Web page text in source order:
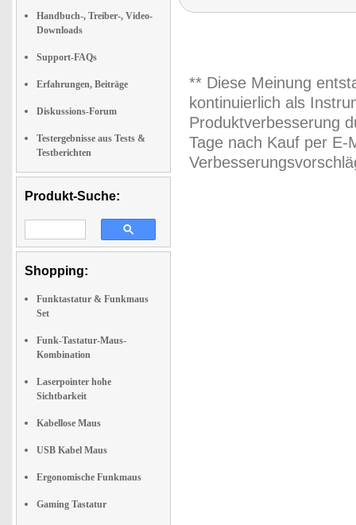
Handbuch-, Treiber-, Video-
Downloads
Support-FAQs
Erfahrungen, Beiträge
Diskussions-Forum
Testergebnisse aus Tests &
Testberichten
Produkt-Suche:
Shopping:
Funktastatur & Funkmaus
Set
Funk-Tastatur-Maus-
Kombination
Laserpointer hohe
Sichtbarkeit
Kabellose Maus
USB Kabel Maus
Ergonomische Funkmaus
Gaming Tastatur
** Diese Meinung
kontinuierlich als
Produktverbesserung
Tage nach Kauf per E-